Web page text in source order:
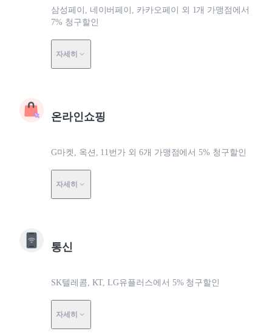
삼성페이, 네이버페이, 카카오페이 외 1개 가맹점에서
7% 청구할인
자세히
온라인쇼핑
G마켓, 옥션, 11번가 외 6개 가맹점에서 5% 청구할인
자세히
통신
SK텔레콤, KT, LG유플러스에서 5% 청구할인
자세히